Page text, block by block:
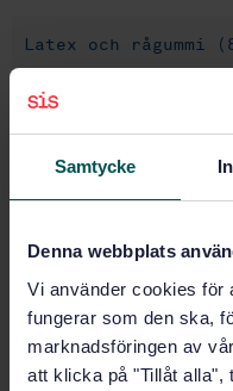
Samtycke
Denna webbplats
Vi använder cookies för
fungerar som den ska,
marknadsföringen av
att klicka på "Tillåt alla",
Latex och rågummi
Köp denna standard
Gummi, ovulkat -
monomerer och andra
lågmolekylmassa
Termisk
(ISO 17052:2007, IDT)